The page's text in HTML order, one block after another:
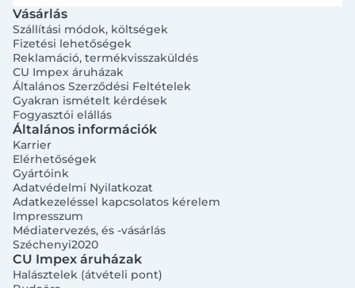
Bejelentkezés e-mail-címmel
Megjegyzés
Vásárlás
Szállítási módok, költségek
Fizetési lehetőségek
Reklamáció, termékvisszaküldés
CU Impex áruházak
Általános Szerződési Feltételek
Gyakran ismételt kérdések
Fogyasztói elállás
Általános információk
Karrier
Elérhetőségek
Gyártóink
Adatvédelmi Nyilatkozat
Adatkezeléssel kapcsolatos kérelem
Impresszum
Médiatervezés, és -vásárlás
Széchenyi2020
CU Impex áruházak
Halásztelek (átvételi pont)